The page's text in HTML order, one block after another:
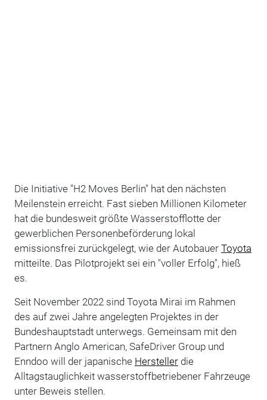
Die Initiative "H2 Moves Berlin" hat den nächsten
Meilenstein erreicht. Fast sieben Millionen Kilometer
hat die bundesweit größte Wasserstofflotte der
gewerblichen Personenbeförderung lokal
emissionsfrei zurückgelegt, wie der Autobauer Toyota
mitteilte. Das Pilotprojekt sei ein "voller Erfolg", hieß
es.
Seit November 2022 sind Toyota Mirai im Rahmen
des auf zwei Jahre angelegten Projektes in der
Bundeshauptstadt unterwegs. Gemeinsam mit den
Partnern Anglo American, SafeDriver Group und
Enndoo will der japanische Herstellerdie
Alltagstauglichkeit wasserstoffbetriebener Fahrzeuge
unter Beweis stellen.